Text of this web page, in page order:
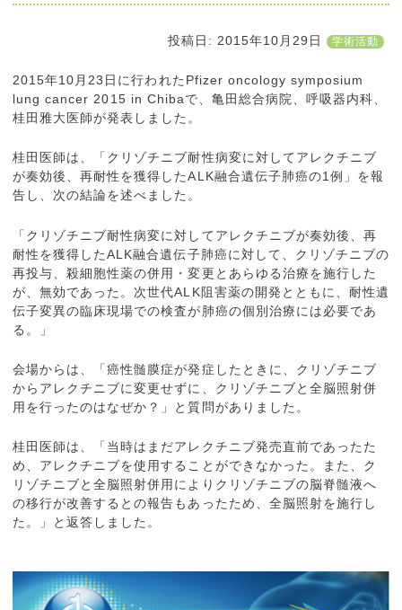
投稿日: 2015年10月29日 学術活動
2015年10月23日に行われたPfizer oncology symposium
lung cancer 2015 in Chibaで、亀田総合病院、呼吸器内科、
桂田雅大医師が発表しました。
桂田医師は、「クリゾチニブ耐性病変に対してアレクチニブ
が奏効後、再耐性を獲得したALK融合遺伝子肺癌の1例」を報
告し、次の結論を述べました。
「クリゾチニブ耐性病変に対してアレクチニブが奏効後、再
耐性を獲得したALK融合遺伝子肺癌に対して、クリゾチニブの
再投与、殺細胞性薬の併用・変更とあらゆる治療を施行した
が、無効であった。次世代ALK阻害薬の開発とともに、耐性遺
伝子変異の臨床現場での検査が肺癌の個別治療には必要であ
る。」
会場からは、「癌性髄膜症が発症したときに、クリゾチニブ
からアレクチニブに変更せずに、クリゾチニブと全脳照射併
用を行ったのはなぜか？」と質問がありました。
桂田医師は、「当時はまだアレクチニブ発売直前であったた
め、アレクチニブを使用することができなかった。また、ク
リゾチニブと全脳照射併用によりクリゾチニブの脳脊髄液へ
の移行が改善するとの報告もあったため、全脳照射を施行し
た。」と返答しました。